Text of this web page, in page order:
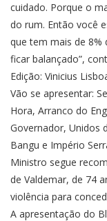
cuidado. Porque o
do rum. Então você
que tem mais de 8%
ficar balançado”,
Edição: Vinicius
Vão se apresentar:
Hora, Arranco do
Governador, Unidos
Bangu e Império
Ministro segue
de Valdemar, de 74
violência para
A apresentação do